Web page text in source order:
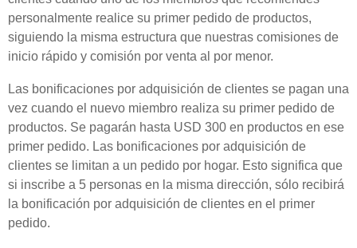
personalmente realice su primer pedido de productos,
siguiendo la misma estructura que nuestras comisiones de
inicio rápido y comisión por venta al por menor.
Las bonificaciones por adquisición de clientes se pagan una
vez cuando el nuevo miembro realiza su primer pedido de
productos. Se pagarán hasta USD 300 en productos en ese
primer pedido. Las bonificaciones por adquisición de
clientes se limitan a un pedido por hogar. Esto significa que
si inscribe a 5 personas en la misma dirección, sólo recibirá
la bonificación por adquisición de clientes en el primer
pedido.